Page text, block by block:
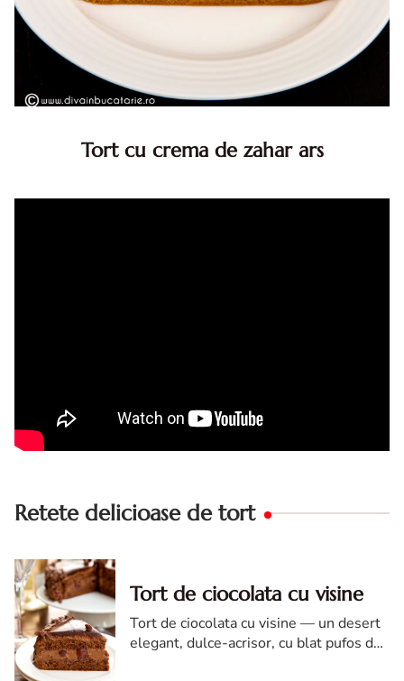
Tort cu crema de zahar ars
Retete delicioase de tort
Tort de ciocolata cu visine
Tort de ciocolata cu visine — un desert
elegant, dulce-acrisor, cu blat pufos de